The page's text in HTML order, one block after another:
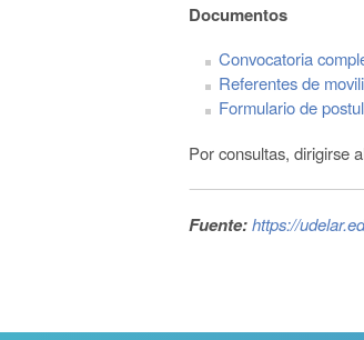
Documentos
Convocatoria
Referentes de
Formulario de
Por consultas, dirigirse
Fuente:https://